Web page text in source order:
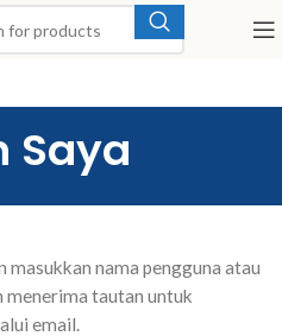
Saya
masukkan nama pengguna atau
menerima tautan untuk
email.